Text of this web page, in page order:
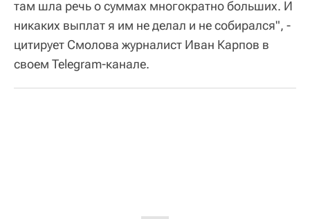
там шла речь о суммах многократно больших. И
никаких выплат я им не делал и не собирался", -
цитирует Смолова журналист Иван Карпов в
своем Telegram-канале.